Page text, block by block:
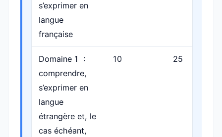
s’exprimer en
langue
française
Domaine 1 :
comprendre,
s’exprimer en
langue
étrangère et, le
cas échéant,
10 25